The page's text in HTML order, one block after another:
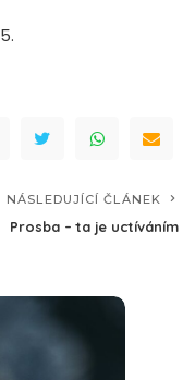
NÁSLEDUJÍCÍ ČLÁNEK
Prosba – ta je uctíváním